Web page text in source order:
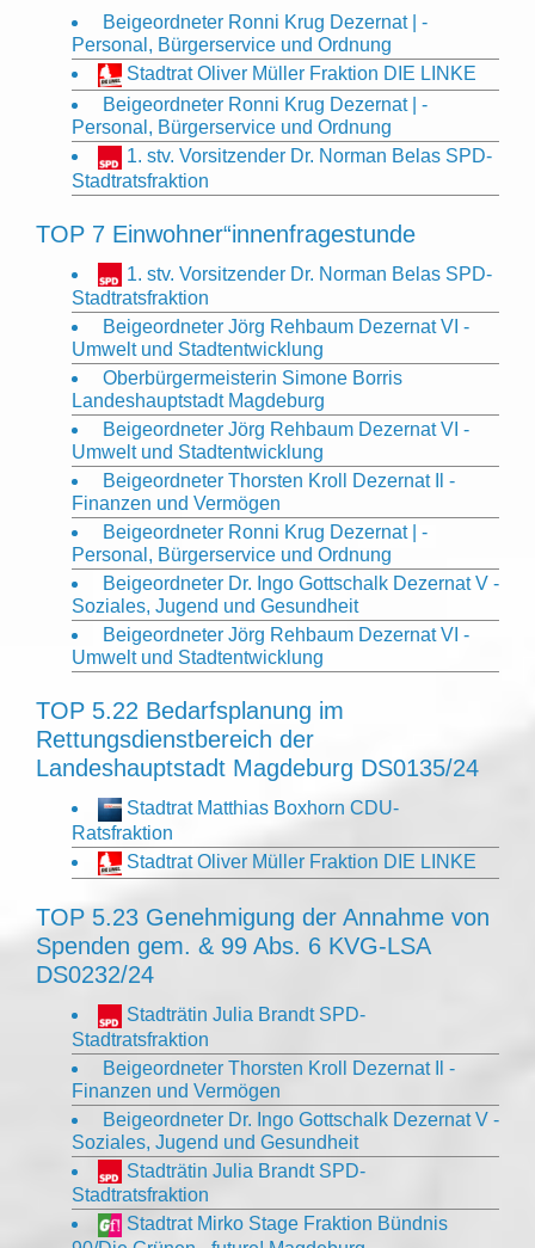
Beigeordneter Ronni Krug Dezernat | -
Personal, Bürgerservice und Ordnung
Stadtrat Oliver Müller Fraktion DIE LINKE
Beigeordneter Ronni Krug Dezernat | -
Personal, Bürgerservice und Ordnung
1. stv. Vorsitzender Dr. Norman Belas SPD-
Stadtratsfraktion
TOP 7 Einwohner“innenfragestunde
1. stv. Vorsitzender Dr. Norman Belas SPD-
Stadtratsfraktion
Beigeordneter Jörg Rehbaum Dezernat VI -
Umwelt und Stadtentwicklung
Oberbürgermeisterin Simone Borris
Landeshauptstadt Magdeburg
Beigeordneter Jörg Rehbaum Dezernat VI -
Umwelt und Stadtentwicklung
Beigeordneter Thorsten Kroll Dezernat Il -
Finanzen und Vermögen
Beigeordneter Ronni Krug Dezernat | -
Personal, Bürgerservice und Ordnung
Beigeordneter Dr. Ingo Gottschalk Dezernat V -
Soziales, Jugend und Gesundheit
Beigeordneter Jörg Rehbaum Dezernat VI -
Umwelt und Stadtentwicklung
TOP 5.22 Bedarfsplanung im
Rettungsdienstbereich der
Landeshauptstadt Magdeburg DS0135/24
Stadtrat Matthias Boxhorn CDU-
Ratsfraktion
Stadtrat Oliver Müller Fraktion DIE LINKE
TOP 5.23 Genehmigung der Annahme von
Spenden gem. & 99 Abs. 6 KVG-LSA
DS0232/24
Stadträtin Julia Brandt SPD-
Stadtratsfraktion
Beigeordneter Thorsten Kroll Dezernat Il -
Finanzen und Vermögen
Beigeordneter Dr. Ingo Gottschalk Dezernat V -
Soziales, Jugend und Gesundheit
Stadträtin Julia Brandt SPD-
Stadtratsfraktion
Stadtrat Mirko Stage Fraktion Bündnis